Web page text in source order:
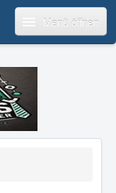
Menü öffnen